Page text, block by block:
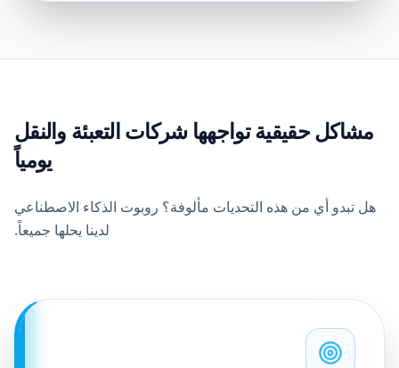
مشاكل حقيقية تواجهها شركات التعبئة والنقل
يومياً
هل تبدو أي من هذه التحديات مألوفة؟ روبوت الذكاء الاصطناعي
لدينا يحلها جميعاً.